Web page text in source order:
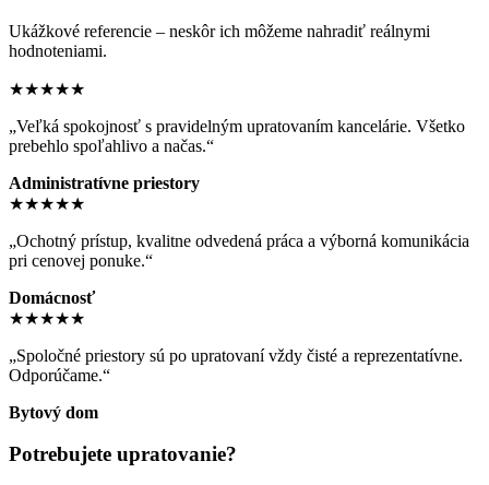
Ukážkové referencie – neskôr ich môžeme nahradiť reálnymi
hodnoteniami.
★★★★★
„Veľká spokojnosť s pravidelným upratovaním kancelárie. Všetko
prebehlo spoľahlivo a načas.“
Administratívne priestory
★★★★★
„Ochotný prístup, kvalitne odvedená práca a výborná komunikácia
pri cenovej ponuke.“
Domácnosť
★★★★★
„Spoločné priestory sú po upratovaní vždy čisté a reprezentatívne.
Odporúčame.“
Bytový dom
Potrebujete upratovanie?